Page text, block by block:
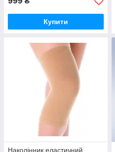
Купити
Наколінник еластичний,